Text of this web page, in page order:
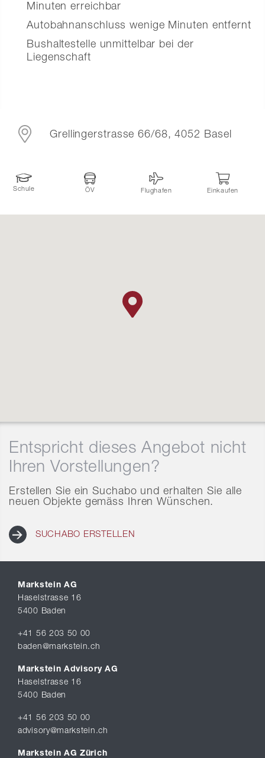
Minuten erreichbar
Autobahnanschluss wenige Minuten entfernt
Bushaltestelle unmittelbar bei der
Liegenschaft
Grellingerstrasse 66/68, 4052 Basel
Schule ÖV Flughafen Einkaufen
Entspricht dieses Angebot nicht
Ihren Vorstellungen?
Erstellen Sie ein Suchabo und erhalten Sie alle
neuen Objekte gemäss Ihren Wünschen.
SUCHABO ERSTELLEN
Markstein AG
Haselstrasse 16
5400 Baden
+41 56 203 50 00
baden@markstein.ch
Markstein Advisory AG
Haselstrasse 16
5400 Baden
+41 56 203 50 00
advisory@markstein.ch
Markstein AG Zürich